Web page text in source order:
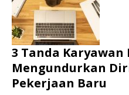
3 Tanda Karyawan
Mengundurkan
Pekerjaan Baru